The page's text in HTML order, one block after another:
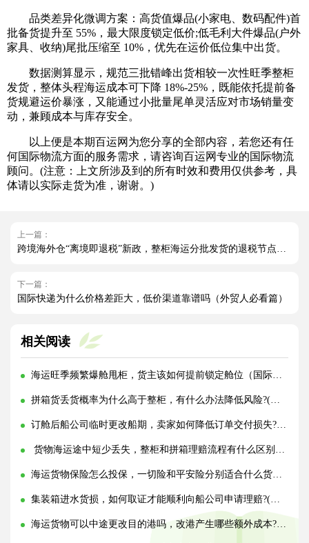
品类差异化微调方案：高货值爆品(小家电、数码配件)首
批备货提升至 55%，最大限度锁定低价;低毛利大件爆品(户外
家具、收纳)尾批压缩至 10%，优先在运价低位集中出货。
数据测算显示，规范三批错峰出货相较一次性旺季整柜
发货，整体头程海运成本可下降 18%-25%，既能依托提前备
货规避运价暴涨，又能通过小批量尾单灵活应对市场销量变
动，兼顾成本与库存安全。
以上便是本期百运网为您分享的全部内容，若您还有任
何国际物流方面的服务需求，请咨询百运网专业的国际物流
顾问。(注意：上文所涉及到的所有时效和费用仅供参考，具
体请以实际走货为准，谢谢。)
上一篇：
跨境海外仓“离境即退税”新政，整柜海运分批发货的退税节点规划（跨境电商卖家必看篇）
下一篇：
国际快递为什么价格差距大，低价渠道靠谱吗（外贸人必看篇）
相关阅读
海运旺季频繁爆舱甩柜，货主该如何提前锁定舱位（国际海运干货知识分享）
拼箱货丢货概率为什么高于整柜，有什么办法降低风险?(国际海运干货知识分享)
订舱后船公司临时更改船期，卖家如何降低订单交付损失?(国际海运干货知识分享)
货物海运途中短少丢失，整柜和拼箱理赔流程有什么区别?(国际海运干货知识分享)
海运货物保险怎么投保，一切险和平安险分别适合什么货物?(国际海运干货知识分享)
集装箱进水货损，如何取证才能顺利向船公司申请理赔?(国际海运干货知识分享)
海运货物可以中途更改目的港吗，改港产生哪些额外成本?(国际海运干货知识分享)